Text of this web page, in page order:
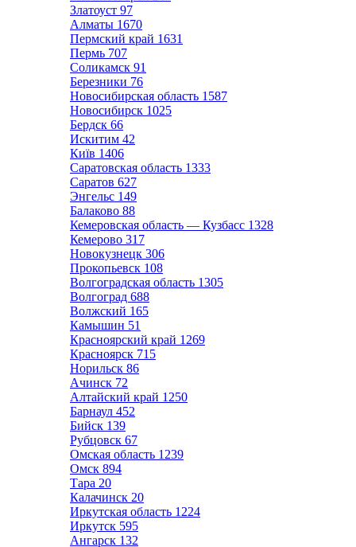
Златоуст 97
Алматы 1670
Пермский край 1631
Пермь 707
Соликамск 91
Березники 76
Новосибирская область 1587
Новосибирск 1025
Бердск 66
Искитим 42
Київ 1406
Саратовская область 1333
Саратов 627
Энгельс 149
Балаково 88
Кемеровская область — Кузбасс 1328
Кемерово 317
Новокузнецк 306
Прокопьевск 108
Волгоградская область 1305
Волгоград 688
Волжский 165
Камышин 51
Красноярский край 1269
Красноярск 715
Норильск 86
Ачинск 72
Алтайский край 1250
Барнаул 452
Бийск 139
Рубцовск 67
Омская область 1239
Омск 894
Тара 20
Калачинск 20
Иркутская область 1224
Иркутск 595
Ангарск 132